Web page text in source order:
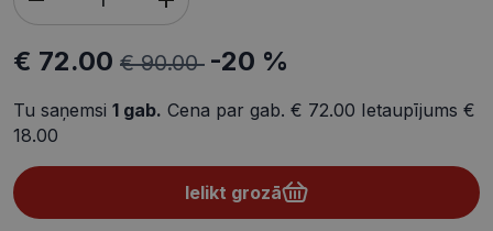
€ 72.00 € 90.00 -20 %
Tu saņemsi 1 gab. Cena par gab. € 72.00 Ietaupījums €
18.00
Ielikt grozā